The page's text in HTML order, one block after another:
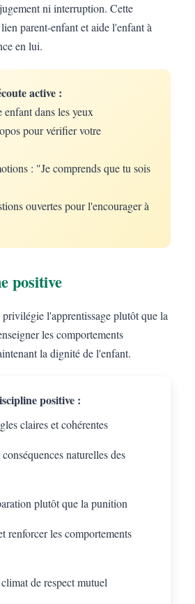
ni interruption. Cette
parent-enfant et aide l'enfant à
en lui.
active :
enfant dans les yeux
pour vérifier votre
: "Je comprends que tu sois
ouvertes pour l'encourager à
positive
l'apprentissage plutôt que la
les comportements
la dignité de l'enfant.
positive :
claires et cohérentes
naturelles des
plutôt que la punition
renforcer les comportements
de respect mutuel